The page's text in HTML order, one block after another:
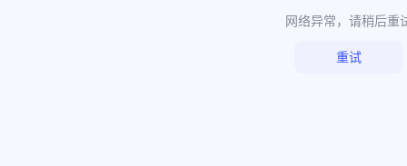
网络异常，请稍后重
重试